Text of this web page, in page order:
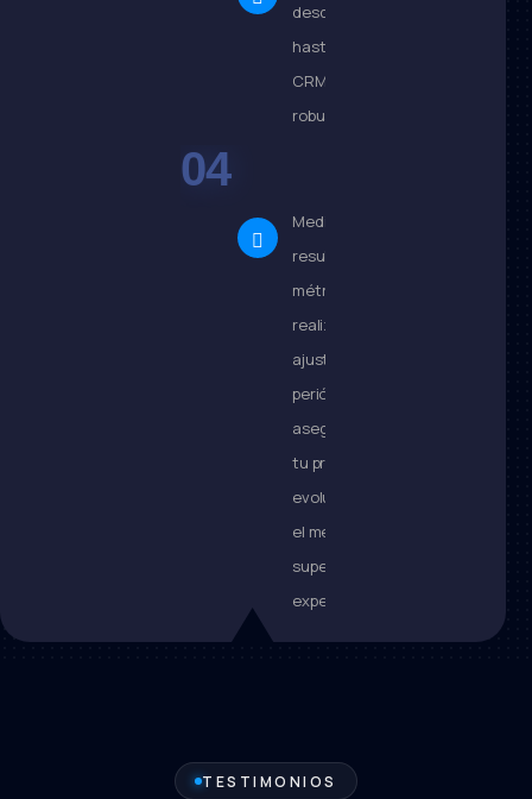
desde sitios web optimizados
hasta automatizaciones en tu
CRM. Entregamos soluciones
robustas listas para escalar.
Medimos
resultados con
métricas clave y
realizamos
ajustes
periódicos. Así
aseguramos que
tu proyecto
evolucione con
el mercado y
supere las
expectativas.
TESTIMONIOS